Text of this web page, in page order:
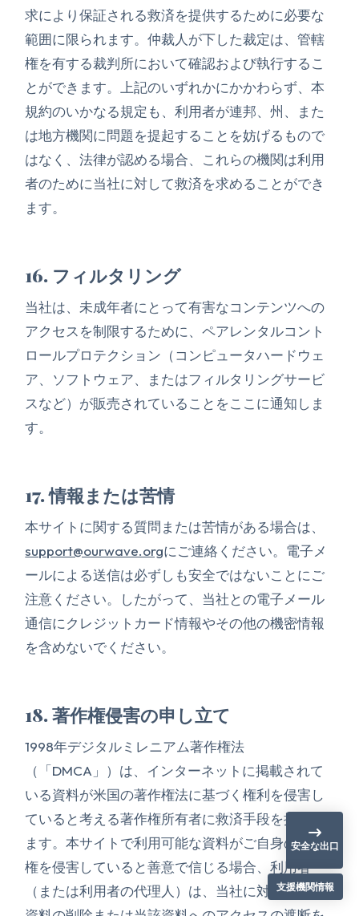
求により保証される救済を提供するために必要な
範囲に限られます。仲裁人が下した裁定は、管轄
権を有する裁判所において確認および執行するこ
とができます。上記のいずれかにかかわらず、本
規約のいかなる規定も、利用者が連邦、州、また
は地方機関に問題を提起することを妨げるもので
はなく、法律が認める場合、これらの機関は利用
者のために当社に対して救済を求めることができ
ます。
16. フィルタリング
当社は、未成年者にとって有害なコンテンツへの
アクセスを制限するために、ペアレンタルコント
ロールプロテクション（コンピュータハードウェ
ア、ソフトウェア、またはフィルタリングサービ
スなど）が販売されていることをここに通知しま
す。
17. 情報または苦情
本サイトに関する質問または苦情がある場合は、
support@ourwave.orgにご連絡ください。電子メ
ールによる送信は必ずしも安全ではないことにご
注意ください。したがって、当社との電子メール
通信にクレジットカード情報やその他の機密情報
を含めないでください。
18. 著作権侵害の申し立て
1998年デジタルミレニアム著作権法
（「DMCA」）は、インターネットに掲載されて
いる資料が米国の著作権法に基づく権利を侵害し
ていると考える著作権所有者に救済手段を提供し
ます。本サイトで利用可能な資料がご自身の著作
権を侵害していると善意で信じる場合、利用者
（または利用者の代理人）は、当社に対し、当該
安全な出口
支援機関情報